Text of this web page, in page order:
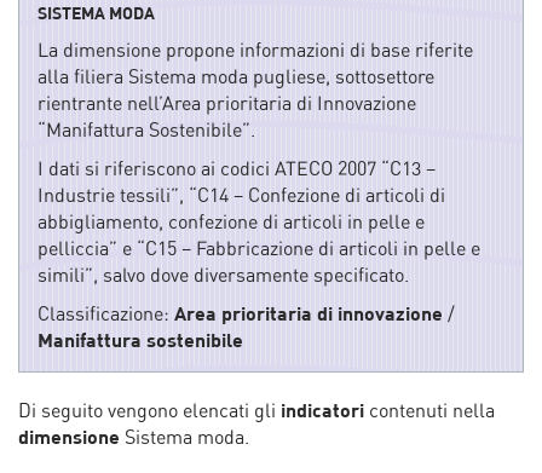
SISTEMA MODA
La dimensione propone informazioni di base riferite
alla filiera Sistema moda pugliese, sottosettore
rientrante nell’Area prioritaria di Innovazione
“Manifattura Sostenibile”.
I dati si riferiscono ai codici ATECO 2007 “C13 –
Industrie tessili”, “C14 – Confezione di articoli di
abbigliamento, confezione di articoli in pelle e
pelliccia” e “C15 – Fabbricazione di articoli in pelle e
simili”, salvo dove diversamente specificato.
Classificazione: Area prioritaria di innovazione /
Manifattura sostenibile
Di seguito vengono elencati gli indicatori contenuti nella
dimensione Sistema moda.